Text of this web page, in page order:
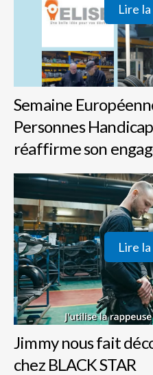
Lire
Semaine
Personnes
réaffirme son
Lire
Jimmy nous fait
chez BLACK STAR